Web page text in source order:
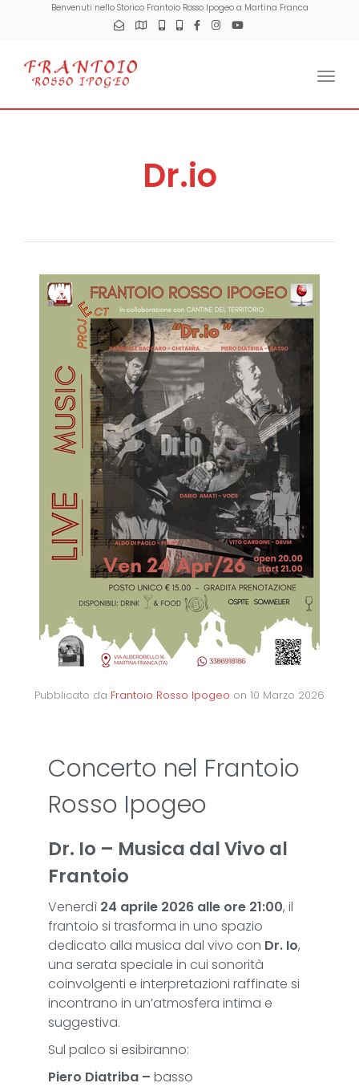
Benvenuti nello Storico Frantoio Rosso Ipogeo a Martina Franca
Dr.io
Pubblicato da Frantoio Rosso Ipogeo on 10 Marzo 2026
Concerto nel Frantoio
Rosso Ipogeo
Dr. Io – Musica dal Vivo al
Frantoio
Venerdì 24 aprile 2026 alle ore 21:00, il
frantoio si trasforma in uno spazio
dedicato alla musica dal vivo con Dr. Io,
una serata speciale in cui sonorità
coinvolgenti e interpretazioni raffinate si
incontrano in un’atmosfera intima e
suggestiva.
Sul palco si esibiranno:
Piero Diatriba – basso